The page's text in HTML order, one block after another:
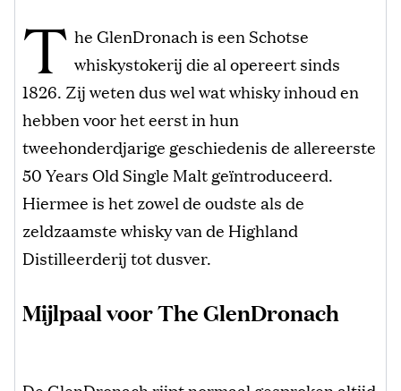
T he GlenDronach is een Schotse
whiskystokerij die al opereert sinds
1826. Zij weten dus wel wat whisky inhoud en
hebben voor het eerst in hun
tweehonderdjarige geschiedenis de allereerste
50 Years Old Single Malt geïntroduceerd.
Hiermee is het zowel de oudste als de
zeldzaamste whisky van de Highland
Distilleerderij tot dusver.
Mijlpaal voor The GlenDronach